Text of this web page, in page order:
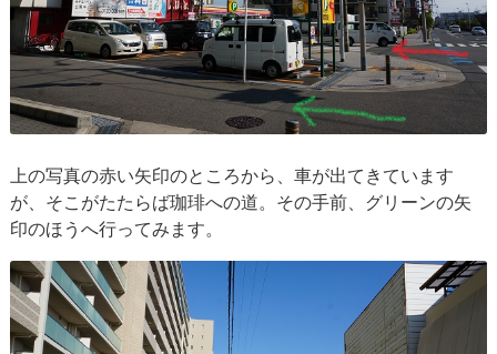
上の写真の赤い矢印のところから、車が出てきています
が、そこがたたらば珈琲への道。その手前、グリーンの矢
印のほうへ行ってみます。